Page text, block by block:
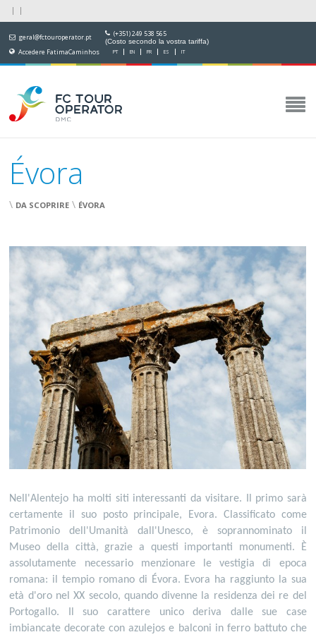
geral@fctouroperator.pt (+351) 249 538 565
(Costo secondo la vostra tariffa)
Accedere FatimaCaminhos PT EN FR ES IT
Évora
\ DA SCOPRIRE \ ÉVORA
Nell'Alentejo ha molti siti interessanti da visitare. Il primo sarà
certamente il suo posto principale, Evora. Classificato come
Patrimonio dell'Umanità dall'Unesco, è soprannominato il
Museo della città, grazie a questi importanti monumenti. È
assolutamente necessario menzionare le vestigia di epoca
romana: il tempio romano di Évora. Evora ha raggiunto la sua
età d'oro nel XX secolo, quando divenne la residenza dei re del
Portogallo. Il suo carattere unico deriva dalle sue case
imbiancate decorate con azulejos e balconi in ferro battuto che